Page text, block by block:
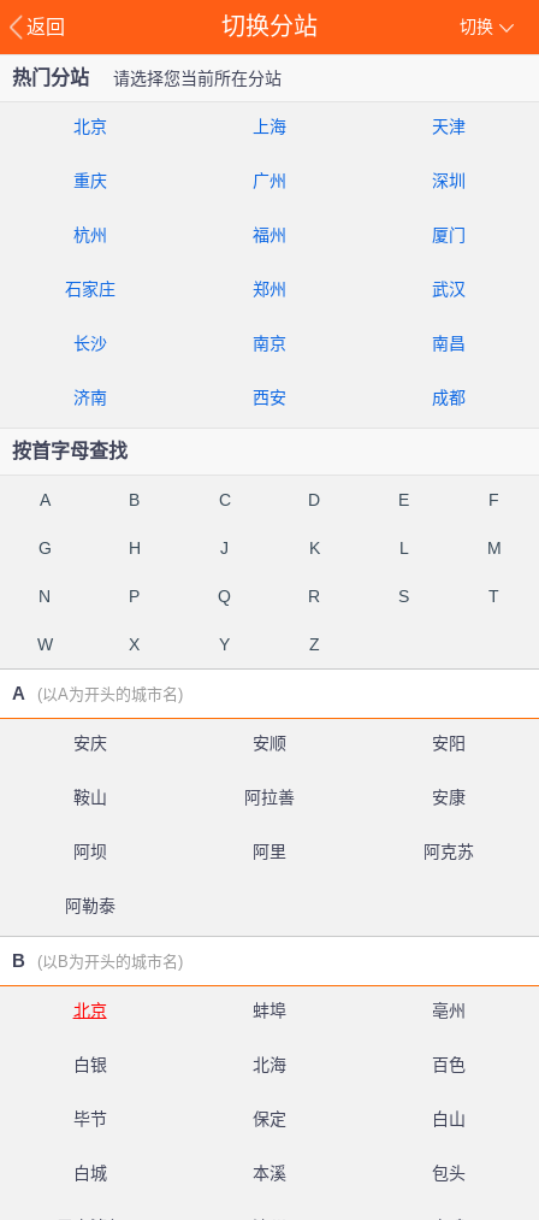
返回 切换
切换分站
热门分站 请选择您当前所在分站
北京 上海 天津
重庆 广州 深圳
杭州 福州 厦门
石家庄 郑州 武汉
长沙 南京 南昌
济南 西安 成都
按首字母查找
A B C D E F
G H J K L M
N P Q R S T
W X Y Z
A (以A为开头的城市名)
安庆 安顺 安阳
鞍山 阿拉善 安康
阿坝 阿里 阿克苏
阿勒泰
B (以B为开头的城市名)
北京 蚌埠 亳州
白银 北海 百色
毕节 保定 白山
白城 本溪 包头